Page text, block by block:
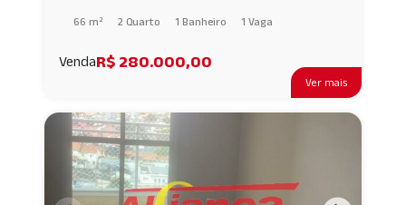
Ver mais
66 m² 2 Quarto 1 Banheiro 1 Vaga
VendaR$ 280.000,00